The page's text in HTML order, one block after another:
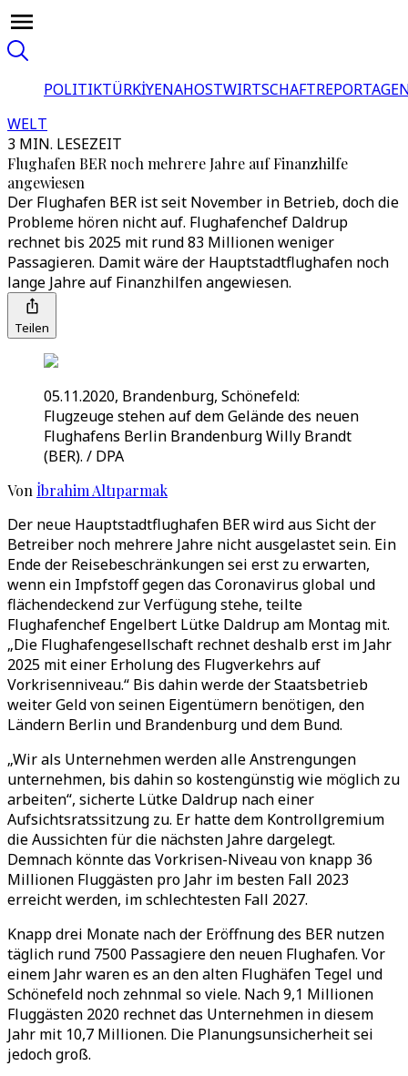
POLITIKTÜRKİYENAHOSTWIRTSCHAFT
WELT
3 MIN. LESEZEIT
Flughafen BER noch mehrere Jahre auf Finanzhilfe
angewiesen
Der Flughafen BER ist seit November in Betrieb, doch die
Probleme hören nicht auf. Flughafenchef Daldrup
rechnet bis 2025 mit rund 83 Millionen weniger
Passagieren. Damit wäre der Hauptstadtflughafen noch
lange Jahre auf Finanzhilfen angewiesen.
Teilen
05.11.2020, Brandenburg, Schönefeld:
Flugzeuge stehen auf dem Gelände des neuen
Flughafens Berlin Brandenburg Willy Brandt
(BER). / DPA
Von İbrahim Altıparmak
Der neue Hauptstadtflughafen BER wird aus Sicht der
Betreiber noch mehrere Jahre nicht ausgelastet sein. Ein
Ende der Reisebeschränkungen sei erst zu erwarten,
wenn ein Impfstoff gegen das Coronavirus global und
flächendeckend zur Verfügung stehe, teilte
Flughafenchef Engelbert Lütke Daldrup am Montag mit.
„Die Flughafengesellschaft rechnet deshalb erst im Jahr
2025 mit einer Erholung des Flugverkehrs auf
Vorkrisenniveau.“ Bis dahin werde der Staatsbetrieb
weiter Geld von seinen Eigentümern benötigen, den
Ländern Berlin und Brandenburg und dem Bund.
„Wir als Unternehmen werden alle Anstrengungen
unternehmen, bis dahin so kostengünstig wie möglich zu
arbeiten“, sicherte Lütke Daldrup nach einer
Aufsichtsratssitzung zu. Er hatte dem Kontrollgremium
die Aussichten für die nächsten Jahre dargelegt.
Demnach könnte das Vorkrisen-Niveau von knapp 36
Millionen Fluggästen pro Jahr im besten Fall 2023
erreicht werden, im schlechtesten Fall 2027.
Knapp drei Monate nach der Eröffnung des BER nutzen
täglich rund 7500 Passagiere den neuen Flughafen. Vor
einem Jahr waren es an den alten Flughäfen Tegel und
Schönefeld noch zehnmal so viele. Nach 9,1 Millionen
Fluggästen 2020 rechnet das Unternehmen in diesem
Jahr mit 10,7 Millionen. Die Planungsunsicherheit sei
jedoch groß.